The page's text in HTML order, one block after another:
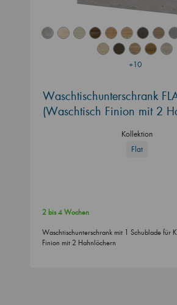
+10
Waschtischunterschrank
(Waschtisch Finion mit 2
Kollektion
Flat
2 bis 4 Wochen
Waschtischunterschrank mit 1 Schublade für
Finion mit 2 Hahnlöchern